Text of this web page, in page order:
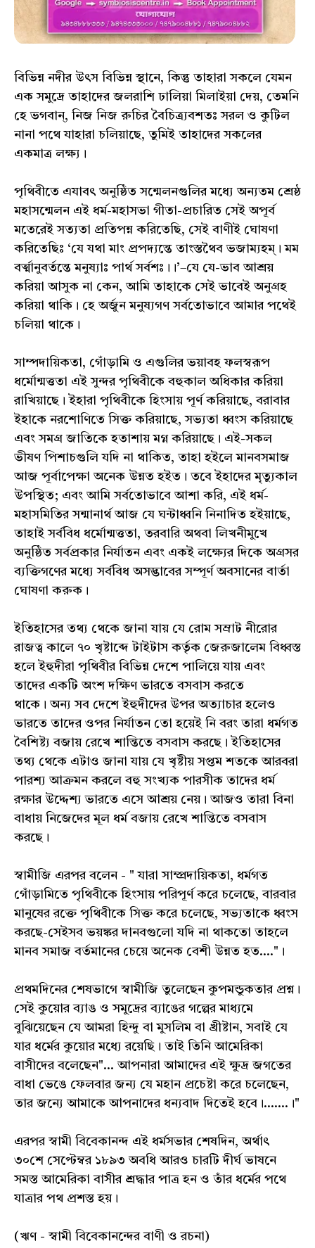
বিভিন্ন নদীর উৎস বিভিন্ন স্থানে, কিন্তু তাহারা সকলে যেমন
এক সমুদ্রে তাহাদের জলরাশি ঢালিয়া মিলাইয়া দেয়, তেমনি
হে ভগবান্, নিজ নিজ রুচির বৈচিত্র্যবশতঃ সরল ও কুটিল
নানা পথে যাহারা চলিয়াছে, তুমিই তাহাদের সকলের
একমাত্র লক্ষ্য।
পৃথিবীতে এযাবৎ অনুষ্ঠিত সন্মেলনগুলির মধ্যে অন্যতম শ্রেষ্ঠ
মহাসন্মেলন এই ধর্ম-মহাসভা গীতা-প্রচারিত সেই অপূর্ব
মতেরেই সত্যতা প্রতিপন্ন করিতেছি, সেই বাণীই ঘোষণা
করিতেছিঃ ‘যে যথা মাং প্রপদ্যন্তে তাংস্তথৈব ভজাম্যহম্। মম
বর্ত্মানুবর্তন্তে মনুষ্যাঃ পার্থ সর্বশঃ।।’–যে যে-ভাব আশ্রয়
করিয়া আসুক না কেন, আমি তাহাকে সেই ভাবেই অনুগ্রহ
করিয়া থাকি। হে অর্জুন মনুষ্যগণ সর্বতোভাবে আমার পথেই
চলিয়া থাকে।
সাম্পদায়িকতা, গোঁড়ামি ও এগুলির ভয়াবহ ফলস্বরূপ
ধর্মোন্মত্ততা এই সুন্দর পৃথিবীকে বহুকাল অধিকার করিয়া
রাখিয়াছে। ইহারা পৃথিবীকে হিংসায় পূর্ণ করিয়াছে, বরাবার
ইহাকে নরশোণিতে সিক্ত করিয়াছে, সভ্যতা ধ্বংস করিয়াছে
এবং সমগ্র জাতিকে হতাশায় মগ্ন করিয়াছে। এই-সকল
ভীষণ পিশাচগুলি যদি না থাকিত, তাহা হইলে মানবসমাজ
আজ পূর্বাপেক্ষা অনেক উন্নত হইত। তবে ইহাদের মৃত্যুকাল
উপস্থিত; এবং আমি সর্বতোভাবে আশা করি, এই ধর্ম-
মহাসমিতির সন্মানার্থ আজ যে ঘন্টাধ্বনি নিনাদিত হইয়াছে,
তাহাই সর্ববিধ ধর্মোন্মত্ততা, তরবারি অথবা লিখনীমুখে
অনুষ্ঠিত সর্বপ্রকার নির্যাতন এবং একই লক্ষ্যের দিকে অগ্রসর
ব্যক্তিগণের মধ্যে সর্ববিধ অসদ্ভাবের সম্পূর্ণ অবসানের বার্তা
ঘোষণা করুক।
ইতিহাসের তথ্য থেকে জানা যায় যে রোম সম্রাট নীরোর
রাজত্ব কালে ৭০ খৃষ্টাব্দে টাইটাস কর্তৃক জেরুজালেম বিধ্বস্ত
হলে ইহুদীরা পৃথিবীর বিভিন্ন দেশে পালিয়ে যায় এবং
তাদের একটি অংশ দক্ষিণ ভারতে বসবাস করতে
থাকে। অন্য সব দেশে ইহুদীদের উপর অত্যাচার হলেও
ভারতে তাদের ওপর নির্যাতন তো হয়েই নি বরং তারা ধর্মগত
বৈশিষ্ট্য বজায় রেখে শান্তিতে বসবাস করছে। ইতিহাসের
তথ্য থেকে এটাও জানা যায় যে খৃষ্টীয় সপ্তম শতকে আরবরা
পারশ্য আক্রমন করলে বহু সংখ্যক পারসীক তাদের ধর্ম
রক্ষার উদ্দেশ্য ভারতে এসে আশ্রয় নেয়। আজও তারা বিনা
বাধায় নিজেদের মূল ধর্ম বজায় রেখে শান্তিতে বসবাস
করছে।
স্বামীজি এরপর বলেন - " যারা সাম্প্রদায়িকতা, ধর্মগত
গোঁড়ামিতে পৃথিবীকে হিংসায় পরিপূর্ণ করে চলেছে, বারবার
মানুষের রক্তে পৃথিবীকে সিক্ত করে চলেছে, সভ্যতাকে ধ্বংস
করছে-সেইসব ভয়ঙ্কর দানবগুলো যদি না থাকতো তাহলে
মানব সমাজ বর্তমানের চেয়ে অনেক বেশী উন্নত হত...."।
প্রথমদিনের শেষভাগে স্বামীজি তুলেছেন কুপমন্ডুকতার প্রশ্ন।
সেই কুয়োর ব্যাঙ ও সমুদ্রের ব্যাঙের গল্পের মাধ্যমে
বুঝিয়েছেন যে আমরা হিন্দু বা মুসলিম বা খ্রীষ্টান, সবাই যে
যার ধর্মের কুয়োর মধ্যে রয়েছি। তাই তিনি আমেরিকা
বাসীদের বলেছেন"... আপনারা আমাদের এই ক্ষুদ্র জগতের
বাধা ভেঙে ফেলবার জন্য যে মহান প্রচেষ্টা করে চলেছেন,
তার জন্যে আমাকে আপনাদের ধন্যবাদ দিতেই হবে।.......।"
এরপর স্বামী বিবেকানন্দ এই ধর্মসভার শেষদিন, অর্থাৎ
৩০শে সেপ্টেম্বর ১৮৯৩ অবধি আরও চারটি দীর্ঘ ভাষনে
সমস্ত আমেরিকা বাসীর শ্রদ্ধার পাত্র হন ও তাঁর ধর্মের পথে
যাত্রার পথ প্রশস্ত হয়।
(ঋণ - স্বামী বিবেকানন্দের বাণী ও রচনা)